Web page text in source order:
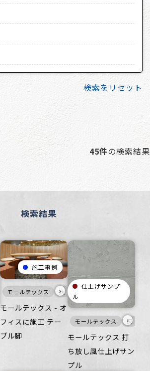
検索をリセット
45件の検索結果
検索結果
家具・什器 インテリア つるつる その他
施工事例
モールテックス 灰 家具・什器 オフィス
›
モールテックス - オ
フィスに施工 テー
ブル脚
仕上げサンプ
ル
モールテックス 灰
›
モールテックス 打
ち放し風仕上げサン
プル